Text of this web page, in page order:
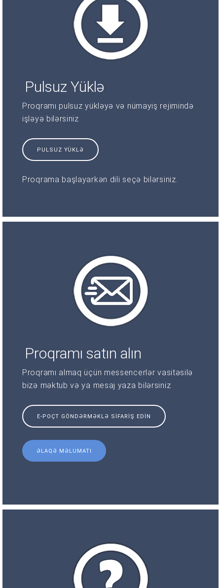
Pulsuz Yüklə
Proqramı pulsuz yükləyə və nümayiş rejimində
işləyə bilərsiniz
PULSUZ YÜKLƏ
Proqrama başlayarkən dili seçə bilərsiniz.
Proqramı satın alın
Proqramı almaq üçün messencerlər vasitəsilə
bizə məktub və ya mesaj yaza bilərsiniz
E-POÇT GÖNDƏRMƏKLƏ SIFARIŞ EDIN
ƏLAQƏ MƏLUMATI